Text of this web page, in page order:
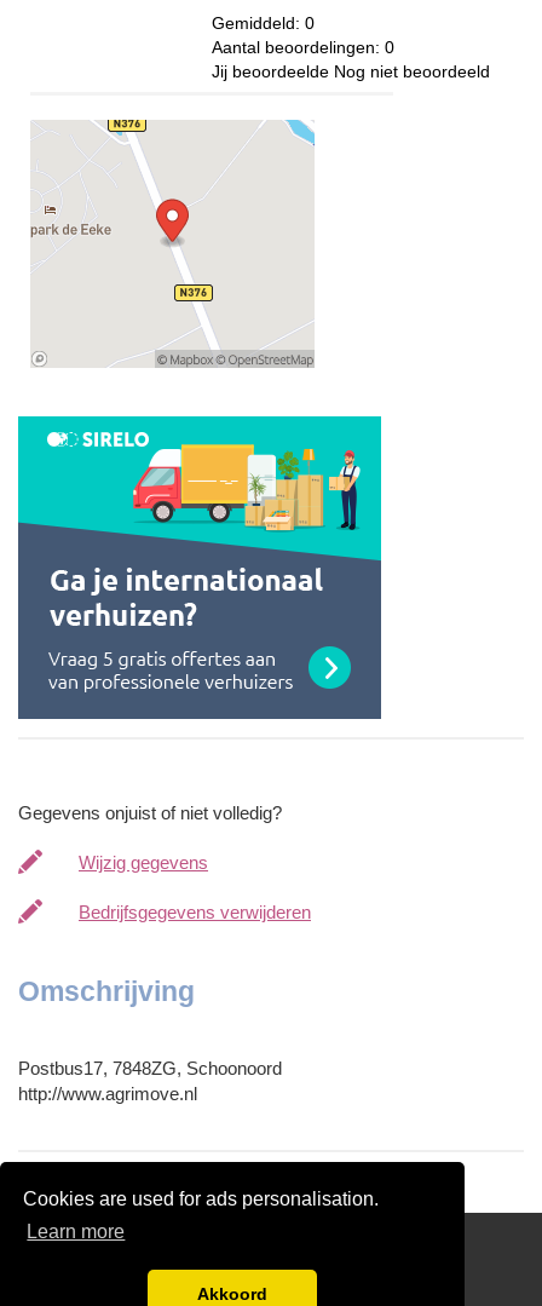
Cookies are used for ads personalisation.
Learn more
Akkoord
Gemiddeld: 0
Aantal beoordelingen: 0
Jij beoordeelde Nog niet beoordeeld
Gegevens onjuist of niet volledig?
Wijzig gegevens
Bedrijfsgegevens verwijderen
Omschrijving
Postbus17, 7848ZG, Schoonoord
http://www.agrimove.nl
Prijzen Verhuis Offertes Vergelijken